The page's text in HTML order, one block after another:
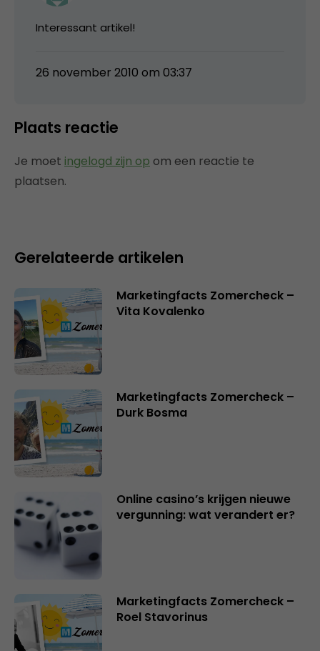
Interessant artikel!
26 november 2010 om 03:37
Plaats reactie
Je moet ingelogd zijn op om een reactie te
plaatsen.
Gerelateerde artikelen
Marketingfacts Zomercheck –
Vita Kovalenko
Marketingfacts Zomercheck –
Durk Bosma
Online casino’s krijgen nieuwe
vergunning: wat verandert er?
Marketingfacts Zomercheck –
Roel Stavorinus